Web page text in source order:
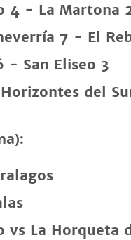
4 - La Martona
7 - El
- San Eliseo 3
del
vs La Horqueta